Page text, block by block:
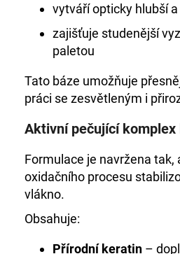
vytváří opticky hlubší
zajišťuje studenější
paletou
Tato báze umožňuje
práci se zesvětleným i
Aktivní pečující komplex
Formulace je navržena tak,
oxidačního procesu
vlákno.
Obsahuje:
Přírodní keratin –